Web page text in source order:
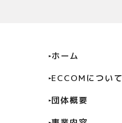
ホーム
ECCOMについて
団体概要